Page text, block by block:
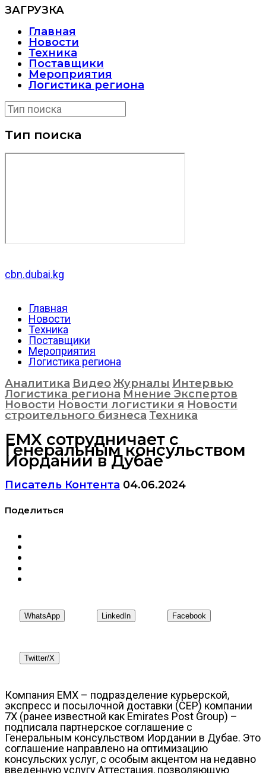
ЗАГРУЗКА
Главная
Новости
Техника
Поставщики
Мероприятия
Логистика региона
Тип поиска
cbn.dubai.kg
Главная
Новости
Техника
Поставщики
Мероприятия
Логистика региона
Аналитика ВидеоЖурналы Интервью
Логистика региона Мнение Экспертов
Новости Новости логистики я Новости
строительного бизнеса Техника
EMX сотрудничает с
Генеральным консульством
Иордании в Дубае
Писатель Контента 04.06.2024
Поделиться
WhatsApp LinkedIn Facebook
Twitter/X
Компания EMX – подразделение курьерской,
экспресс и посылочной доставки (CEP) компании
7X (ранее известной как Emirates Post Group) –
подписала партнерское соглашение с
Генеральным консульством Иордании в Дубае. Это
соглашение направлено на оптимизацию
консульских услуг, с особым акцентом на недавно
введенную услугу Аттестация, позволяющую